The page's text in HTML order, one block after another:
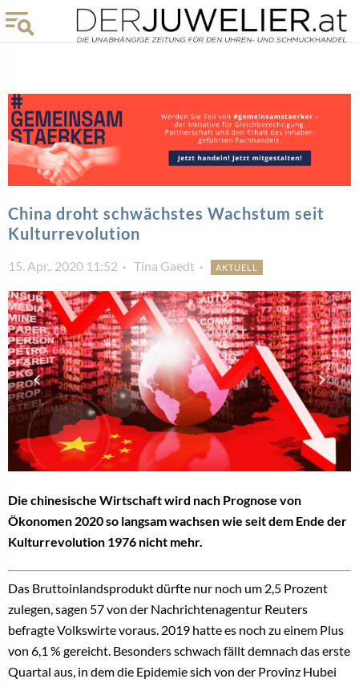
China droht schwächstes Wachstum seit
Kulturrevolution
15. Apr.. 2020 11:52 Tina Gaedt AKTUELL
Die chinesische Wirtschaft wird nach Prognose von
Ökonomen 2020 so langsam wachsen wie seit dem Ende der
Kulturrevolution 1976 nicht mehr.
Das Bruttoinlandsprodukt dürfte nur noch um 2,5 Prozent
zulegen, sagen 57 von der Nachrichtenagentur Reuters
befragte Volkswirte voraus. 2019 hatte es noch zu einem Plus
von 6,1 % gereicht. Besonders schwach fällt demnach das erste
Quartal aus, in dem die Epidemie sich von der Provinz Hubei